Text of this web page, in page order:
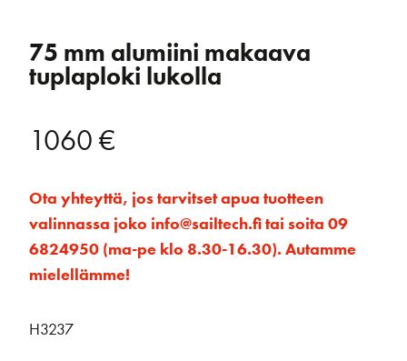
75 mm alumiini makaava
tuplaploki lukolla
1060€
Ota yhteyttä, jos tarvitset apua tuotteen
valinnassa joko info@sailtech.fi tai soita 09
6824950 (ma-pe klo 8.30-16.30). Autamme
mielellämme!
H3237